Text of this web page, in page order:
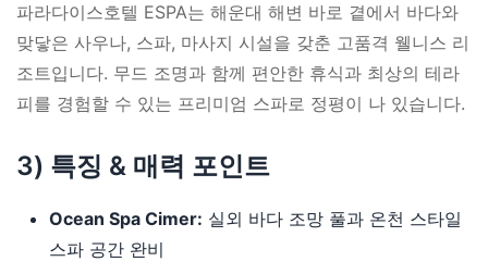
파라다이스호텔 ESPA는 해운대 해변 바로 곁에서 바다와
맞닿은 사우나, 스파, 마사지 시설을 갖춘 고품격 웰니스 리
조트입니다. 무드 조명과 함께 편안한 휴식과 최상의 테라
피를 경험할 수 있는 프리미엄 스파로 정평이 나 있습니다.
3) 특징 & 매력 포인트
Ocean Spa Cimer: 실외 바다 조망 풀과 온천 스타일
스파 공간 완비